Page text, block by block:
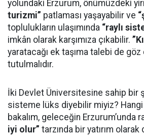
yolundaki Erzurum, önümüzdeki
turizmi” patlaması yaşayabilir ve
toplulukların ulaşımında “raylı
imkân olarak karşımıza çıkabilir.
yaratacağı ek taşıma talebi de göz
tutulmalıdır.
İki Devlet Üniversitesine sahip bir
sisteme lüks diyebilir miyiz? Hangi
bakalım, geleceğin Erzurum’unda
iyi olur” tarzında bir yatırım olarak